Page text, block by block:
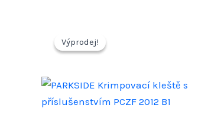
Výprodej!
Výprodej!